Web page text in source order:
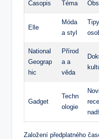
Časopis Téma
Elle
Móda
a styl
National
Geograp
hic
Přírod
a a
věda
Gadget
Techn
ologie
Založení předplatného